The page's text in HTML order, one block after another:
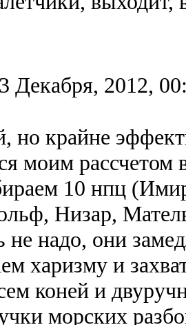
Декабря, 2012,
но крайне
моим рассчетом
10 нпц
Низар,
не надо, они
харизму и
коней и
морских